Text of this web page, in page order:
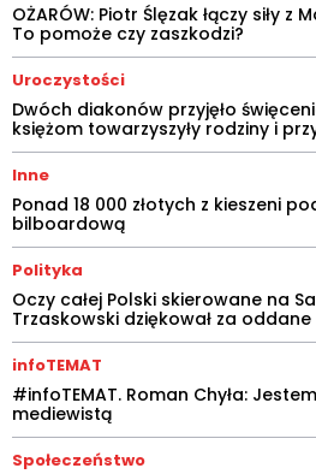
OŻARÓW: Piotr Ślęzak łączy siły z
To pomoże czy zaszkodzi?
Uroczystości
Dwóch diakonów przyjęło
księżom towarzyszyły rodziny i
Inne
Ponad 18 000 złotych z kieszeni
bilboardową
Polityka
Oczy całej Polski skierowane na
Trzaskowski dziękował za oddane
infoTEMAT
#infoTEMAT. Roman Chyła:
mediewistą
Społeczeństwo